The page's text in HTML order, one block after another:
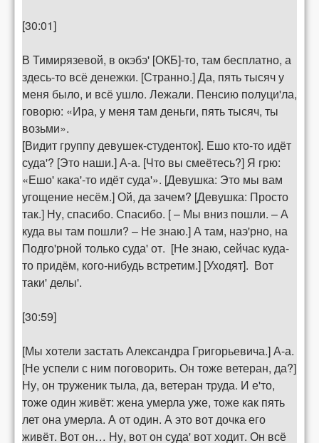
[30:01]
В Тимирязевой, в окэбэ' [ОКБ]-то, там бесплатно, а
здесь-то всё денежки. [Странно.] Да, пять тысяч у
меня было, и всё ушло. Лежали. Пенсию полуци'ла,
говорю: «Ира, у меня там деньги, пять тысяч, ты
возьми».
[Видит группу девушек-студенток]. Ешо кто-то идёт
суда'? [Это наши.] А-а. [Что вы смеётесь?] Я грю:
«Ешо' кака'-то идёт суда'». [Девушка: Это мы вам
угощение несём.] Ой, да зачем? [Девушка: Просто
так.] Ну, спасибо. Спасибо. [ – Мы вниз пошли. – А
куда вы там пошли? – Не знаю.] А там, наэ'рно, на
Подго'рной только суда' от. [Не знаю, сейчас куда-
то придём, кого-нибудь встретим.] [Уходят]. Вот
таки' делы'.
[30:59]
[Мы хотели застать Александра Григорьевича.] А-а.
[Не успели с ним поговорить. Он тоже ветеран, да?]
Ну, он труженик тыла, да, ветеран труда. И е'то,
тоже один живёт: жена умерла уже, тоже как пять
лет она умерла. А от один. А это вот дочка его
живёт. Вот он… Ну, вот он суда' вот ходит. Он всё